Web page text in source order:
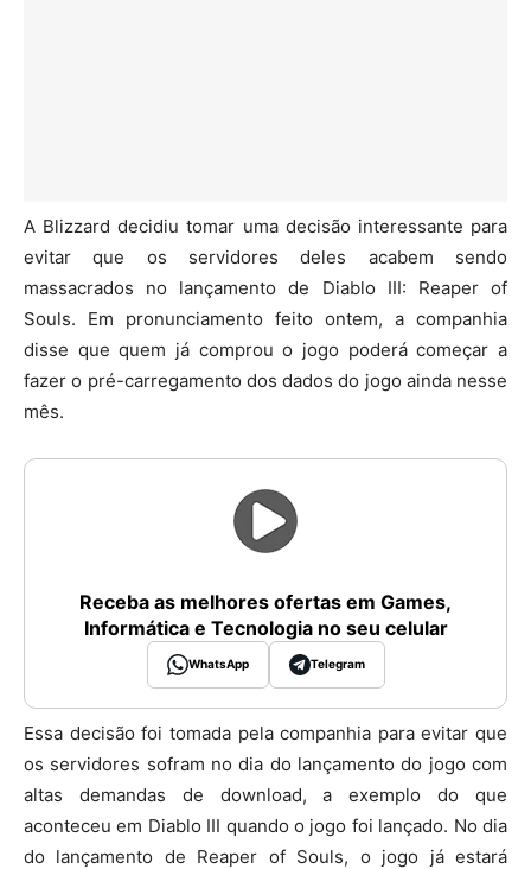
A Blizzard decidiu tomar uma decisão interessante para
evitar que os servidores deles acabem sendo
massacrados no lançamento de Diablo III: Reaper of
Souls. Em pronunciamento feito ontem, a companhia
disse que quem já comprou o jogo poderá começar a
fazer o pré-carregamento dos dados do jogo ainda nesse
mês.
Receba as melhores ofertas em Games,
Informática e Tecnologia no seu celular
WhatsApp Telegram
Essa decisão foi tomada pela companhia para evitar que
os servidores sofram no dia do lançamento do jogo com
altas demandas de download, a exemplo do que
aconteceu em Diablo III quando o jogo foi lançado. No dia
do lançamento de Reaper of Souls, o jogo já estará